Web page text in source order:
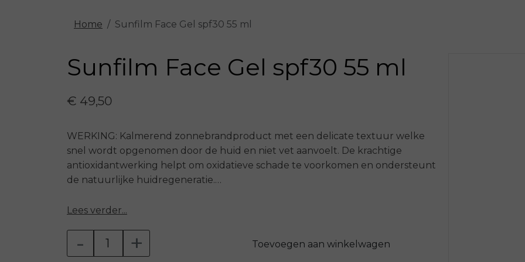
Home Sunfilm Face Gel spf30 55 ml
Sunfilm Face Gel spf30 55 ml
€ 49,50
WERKING: Kalmerend zonnebrandproduct met een delicate textuur welke
snel wordt opgenomen door de huid en niet vet aanvoelt. De krachtige
antioxidantwerking helpt om oxidatieve schade te voorkomen en ondersteunt
de natuurlijke huidregeneratie.
INDICATIE: Zeer geschikt voor de gevoelige huid, de vettere huid en voor
een essentieel product om de huid te beschermen na iedere intense
behandeling.
Lees verder...
- + Toevoegen aan winkelwagen